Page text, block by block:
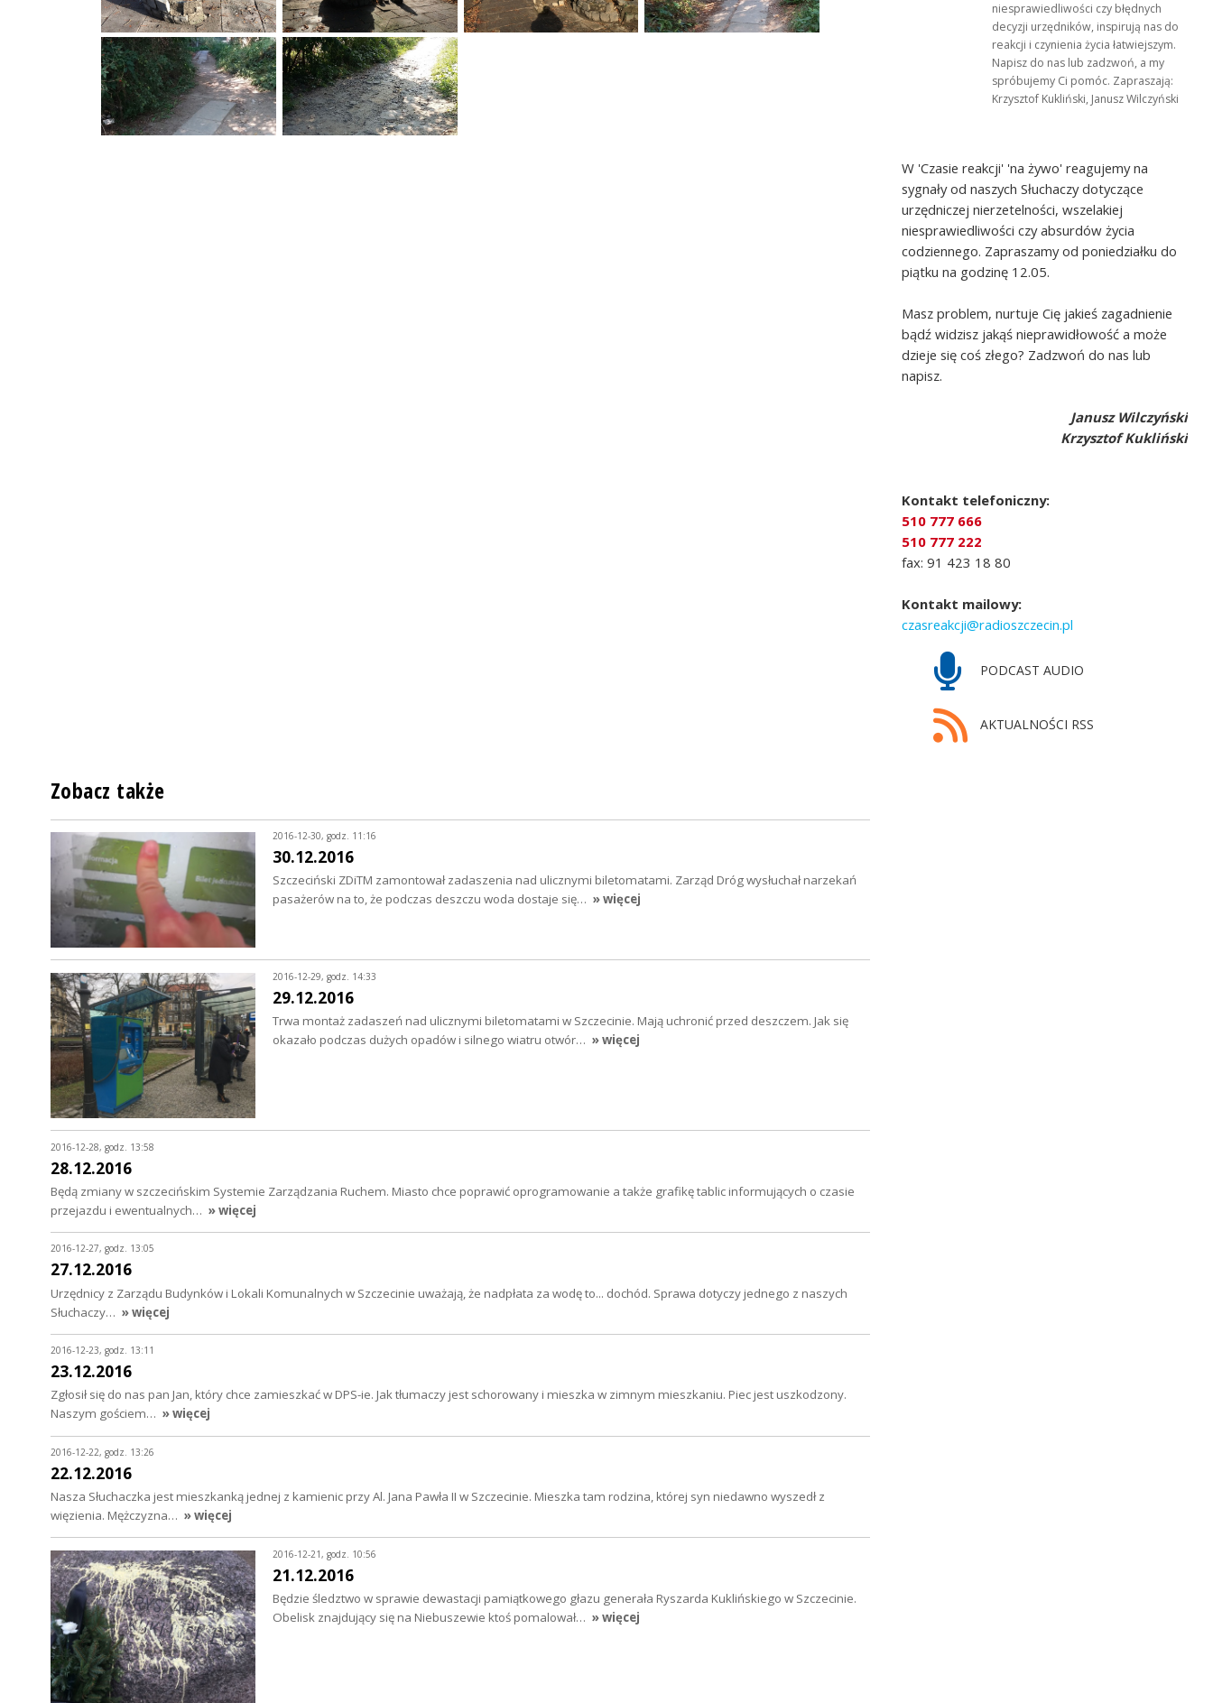
niesprawiedliwości czy błędnych
decyzji urzędników, inspirują nas do
reakcji i czynienia życia łatwiejszym.
Napisz do nas lub zadzwoń, a my
spróbujemy Ci pomóc. Zapraszają:
Krzysztof Kukliński, Janusz Wilczyński
W 'Czasie reakcji' 'na żywo' reagujemy na
sygnały od naszych Słuchaczy dotyczące
urzędniczej nierzetelności, wszelakiej
niesprawiedliwości czy absurdów życia
codziennego. Zapraszamy od poniedziałku do
piątku na godzinę 12.05.
Masz problem, nurtuje Cię jakieś zagadnienie
bądź widzisz jakąś nieprawidłowość a może
dzieje się coś złego? Zadzwoń do nas lub
napisz.
Janusz Wilczyński
Krzysztof Kukliński
Kontakt telefoniczny:
510 777 666
510 777 222
fax: 91 423 18 80
Kontakt mailowy:
czasreakcji@radioszczecin.pl
PODCAST AUDIO
AKTUALNOŚCI RSS
Zobacz także
2016-12-30, godz. 11:16
30.12.2016
Szczeciński ZDiTM zamontował zadaszenia nad ulicznymi biletomatami. Zarząd Dróg wysłuchał narzekań
pasażerów na to, że podczas deszczu woda dostaje się… » więcej
2016-12-29, godz. 14:33
29.12.2016
Trwa montaż zadaszeń nad ulicznymi biletomatami w Szczecinie. Mają uchronić przed deszczem. Jak się
okazało podczas dużych opadów i silnego wiatru otwór… » więcej
2016-12-28, godz. 13:58
28.12.2016
Będą zmiany w szczecińskim Systemie Zarządzania Ruchem. Miasto chce poprawić oprogramowanie a także grafikę tablic informujących o czasie
przejazdu i ewentualnych… » więcej
2016-12-27, godz. 13:05
27.12.2016
Urzędnicy z Zarządu Budynków i Lokali Komunalnych w Szczecinie uważają, że nadpłata za wodę to... dochód. Sprawa dotyczy jednego z naszych
Słuchaczy… » więcej
2016-12-23, godz. 13:11
23.12.2016
Zgłosił się do nas pan Jan, który chce zamieszkać w DPS-ie. Jak tłumaczy jest schorowany i mieszka w zimnym mieszkaniu. Piec jest uszkodzony.
Naszym gościem… » więcej
2016-12-22, godz. 13:26
22.12.2016
Nasza Słuchaczka jest mieszkanką jednej z kamienic przy Al. Jana Pawła II w Szczecinie. Mieszka tam rodzina, której syn niedawno wyszedł z
więzienia. Mężczyzna… » więcej
2016-12-21, godz. 10:56
21.12.2016
Będzie śledztwo w sprawie dewastacji pamiątkowego głazu generała Ryszarda Kuklińskiego w Szczecinie.
Obelisk znajdujący się na Niebuszewie ktoś pomalował… » więcej